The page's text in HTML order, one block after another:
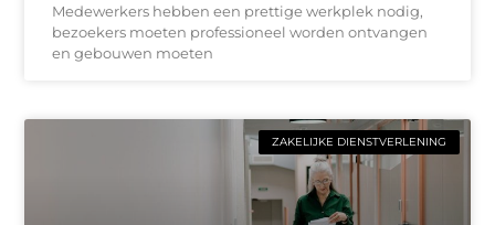
Medewerkers hebben een prettige werkplek nodig,
bezoekers moeten professioneel worden ontvangen
en gebouwen moeten
ZAKELIJKE DIENSTVERLENING